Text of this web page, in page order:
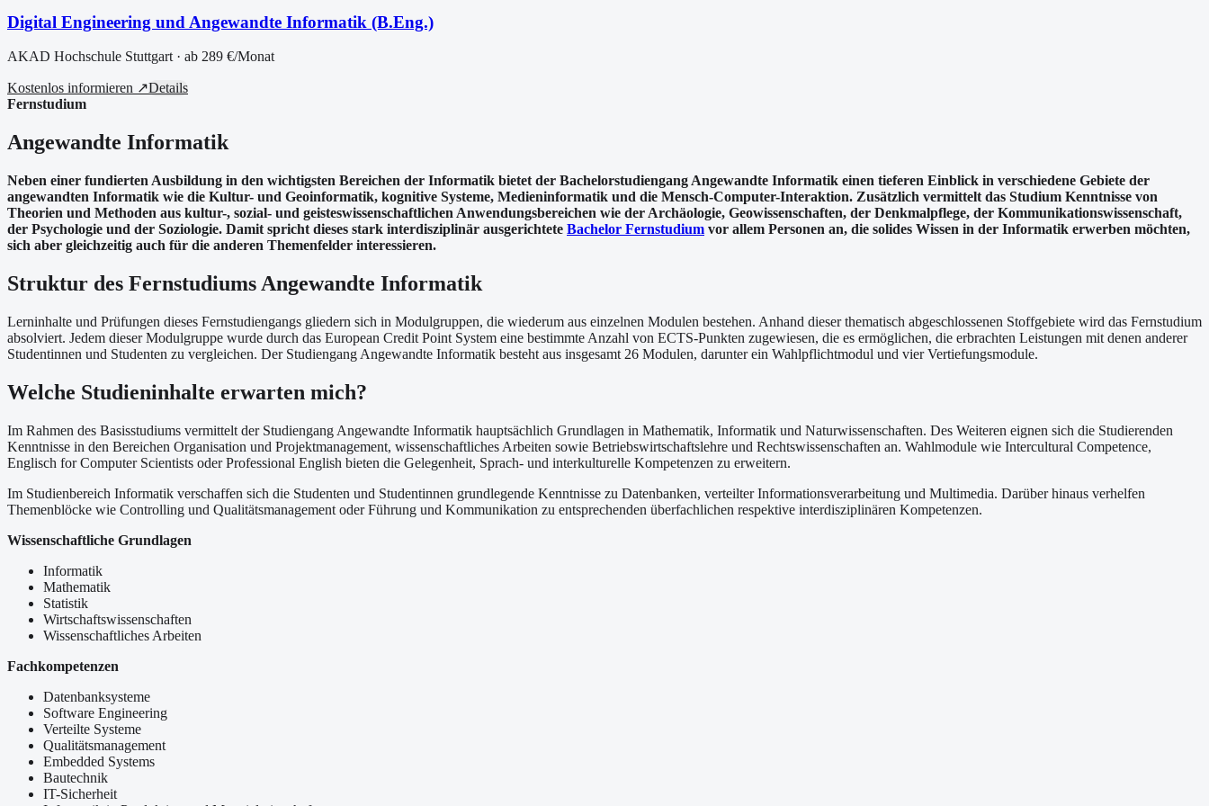
Digital Engineering und Angewandte Informatik (B.Eng.)
AKAD Hochschule Stuttgart · ab 289 €/Monat
Kostenlos informieren ↗Details
Fernstudium
Angewandte Informatik
Neben einer fundierten Ausbildung in den wichtigsten Bereichen der Informatik bietet der Bachelorstudiengang Angewandte Informatik einen tieferen Einblick in verschiedene Gebiete der
angewandten Informatik wie die Kultur- und Geoinformatik, kognitive Systeme, Medieninformatik und die Mensch-Computer-Interaktion. Zusätzlich vermittelt das Studium Kenntnisse von
Theorien und Methoden aus kultur-, sozial- und geisteswissenschaftlichen Anwendungsbereichen wie der Archäologie, Geowissenschaften, der Denkmalpflege, der Kommunikationswissenschaft,
der Psychologie und der Soziologie. Damit spricht dieses stark interdisziplinär ausgerichtete Bachelor Fernstudium vor allem Personen an, die solides Wissen in der Informatik erwerben möchten,
sich aber gleichzeitig auch für die anderen Themenfelder interessieren.
Struktur des Fernstudiums Angewandte Informatik
Lerninhalte und Prüfungen dieses Fernstudiengangs gliedern sich in Modulgruppen, die wiederum aus einzelnen Modulen bestehen. Anhand dieser thematisch abgeschlossenen Stoffgebiete wird das Fernstudium
absolviert. Jedem dieser Modulgruppe wurde durch das European Credit Point System eine bestimmte Anzahl von ECTS-Punkten zugewiesen, die es ermöglichen, die erbrachten Leistungen mit denen anderer
Studentinnen und Studenten zu vergleichen. Der Studiengang Angewandte Informatik besteht aus insgesamt 26 Modulen, darunter ein Wahlpflichtmodul und vier Vertiefungsmodule.
Welche Studieninhalte erwarten mich?
Im Rahmen des Basisstudiums vermittelt der Studiengang Angewandte Informatik hauptsächlich Grundlagen in Mathematik, Informatik und Naturwissenschaften. Des Weiteren eignen sich die Studierenden
Kenntnisse in den Bereichen Organisation und Projektmanagement, wissenschaftliches Arbeiten sowie Betriebswirtschaftslehre und Rechtswissenschaften an. Wahlmodule wie Intercultural Competence,
Englisch for Computer Scientists oder Professional English bieten die Gelegenheit, Sprach- und interkulturelle Kompetenzen zu erweitern.
Im Studienbereich Informatik verschaffen sich die Studenten und Studentinnen grundlegende Kenntnisse zu Datenbanken, verteilter Informationsverarbeitung und Multimedia. Darüber hinaus verhelfen
Themenblöcke wie Controlling und Qualitätsmanagement oder Führung und Kommunikation zu entsprechenden überfachlichen respektive interdisziplinären Kompetenzen.
Wissenschaftliche Grundlagen
Informatik
Mathematik
Statistik
Wirtschaftswissenschaften
Wissenschaftliches Arbeiten
Fachkompetenzen
Datenbanksysteme
Software Engineering
Verteilte Systeme
Qualitätsmanagement
Embedded Systems
Bautechnik
IT-Sicherheit